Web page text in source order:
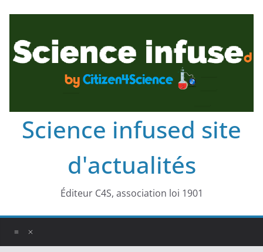
Science infused site
d'actualités
Éditeur C4S, association loi 1901